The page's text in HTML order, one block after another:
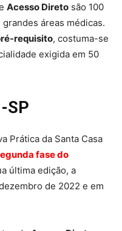
Acesso Direto são 100
áreas médicas.
requisito, costuma-se
exigida em 50
SP
Prática da Santa Casa
fase do
última edição, a
de 2022 e em